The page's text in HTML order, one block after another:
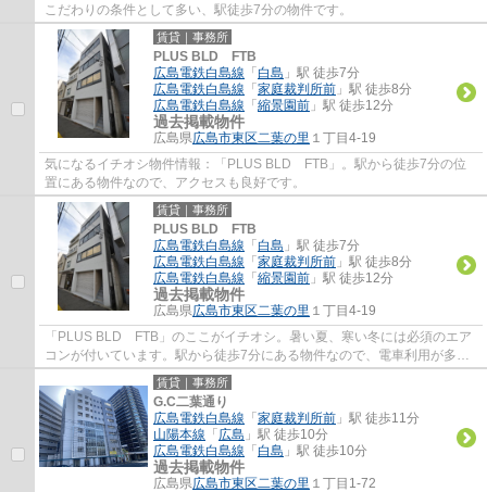
こだわりの条件として多い、駅徒歩7分の物件です。
賃貸｜事務所
PLUS BLD FTB
広島電鉄白島線 「 白島 」駅 徒歩7分
広島電鉄白島線 「 家庭裁判所前 」駅 徒歩8分
広島電鉄白島線 「 縮景園前 」駅 徒歩12分
過去掲載物件
広島県広島市東区二葉の里 １丁目4-19
気になるイチオシ物件情報：「PLUS BLD FTB」。駅から徒歩7分の位
置にある物件なので、アクセスも良好です。
賃貸｜事務所
PLUS BLD FTB
広島電鉄白島線 「 白島 」駅 徒歩7分
広島電鉄白島線 「 家庭裁判所前 」駅 徒歩8分
広島電鉄白島線 「 縮景園前 」駅 徒歩12分
過去掲載物件
広島県広島市東区二葉の里 １丁目4-19
「PLUS BLD FTB」のここがイチオシ。暑い夏、寒い冬には必須のエア
コンが付いています。駅から徒歩7分にある物件なので、電車利用が多い
方にオススメです。オフィスとしてもご利用い...
賃貸｜事務所
G.C二葉通り
広島電鉄白島線 「 家庭裁判所前 」駅 徒歩11分
山陽本線 「 広島 」駅 徒歩10分
広島電鉄白島線 「 白島 」駅 徒歩10分
過去掲載物件
広島県広島市東区二葉の里 １丁目1-72